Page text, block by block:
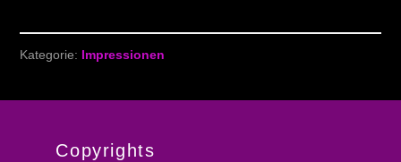
Kategorie: Impressionen
Copyrights